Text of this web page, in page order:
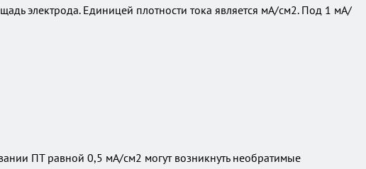
электрода. Единицей плотности тока является мА/см2. Под 1 мА/
ПТ равной 0,5 мА/см2 могут возникнуть необратимые